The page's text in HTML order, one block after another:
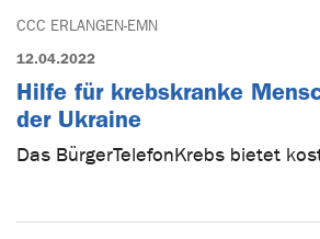
CCC ERLANGEN-EMN
12.04.2022
Hilfe für krebskranke
der Ukraine
Das BürgerTelefonKrebs bietet